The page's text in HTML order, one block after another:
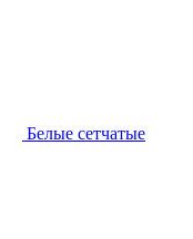
Белые сетчатые